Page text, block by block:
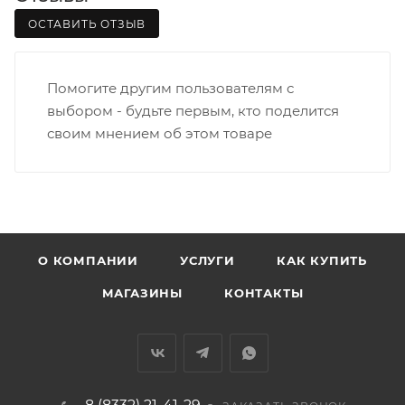
ОСТАВИТЬ ОТЗЫВ
Помогите другим пользователям с
выбором - будьте первым, кто поделится
своим мнением об этом товаре
О КОМПАНИИ УСЛУГИ КАК КУПИТЬ
МАГАЗИНЫ КОНТАКТЫ